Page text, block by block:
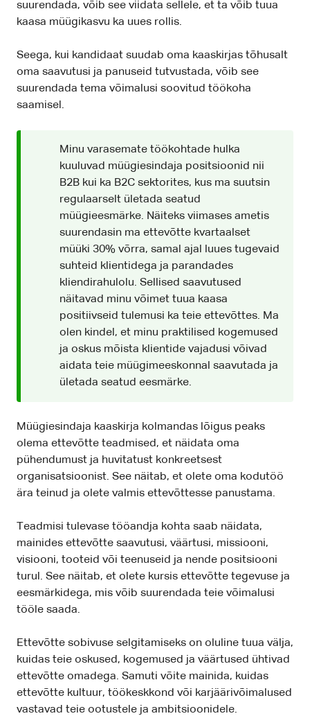
suurendada, võib see viidata sellele, et ta võib tuua
kaasa müügikasvu ka uues rollis.
Seega, kui kandidaat suudab oma kaaskirjas tõhusalt
oma saavutusi ja panuseid tutvustada, võib see
suurendada tema võimalusi soovitud töökoha
saamisel.
Minu varasemate töökohtade hulka
kuuluvad müügiesindaja positsioonid nii
B2B kui ka B2C sektorites, kus ma suutsin
regulaarselt ületada seatud
müügieesmärke. Näiteks viimases ametis
suurendasin ma ettevõtte kvartaalset
müüki 30% võrra, samal ajal luues tugevaid
suhteid klientidega ja parandades
kliendirahulolu. Sellised saavutused
näitavad minu võimet tuua kaasa
positiivseid tulemusi ka teie ettevõttes. Ma
olen kindel, et minu praktilised kogemused
ja oskus mõista klientide vajadusi võivad
aidata teie müügimeeskonnal saavutada ja
ületada seatud eesmärke.
Müügiesindaja kaaskirja kolmandas lõigus peaks
olema ettevõtte teadmised, et näidata oma
pühendumust ja huvitatust konkreetsest
organisatsioonist. See näitab, et olete oma kodutöö
ära teinud ja olete valmis ettevõttesse panustama.
Teadmisi tulevase tööandja kohta saab näidata,
mainides ettevõtte saavutusi, väärtusi, missiooni,
visiooni, tooteid või teenuseid ja nende positsiooni
turul. See näitab, et olete kursis ettevõtte tegevuse ja
eesmärkidega, mis võib suurendada teie võimalusi
tööle saada.
Ettevõtte sobivuse selgitamiseks on oluline tuua välja,
kuidas teie oskused, kogemused ja väärtused ühtivad
ettevõtte omadega. Samuti võite mainida, kuidas
ettevõtte kultuur, töökeskkond või karjäärivõimalused
vastavad teie ootustele ja ambitsioonidele.